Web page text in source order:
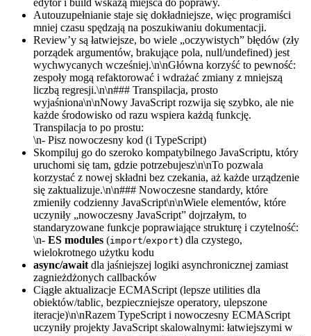
Autouzupełnianie staje się dokładniejsze, więc programiści
mniej czasu spędzają na poszukiwaniu dokumentacji.
Review’y są łatwiejsze, bo wiele „oczywistych” błędów (zły
porządek argumentów, brakujące pola, null/undefined) jest
wychwycanych wcześniej.\n\nGłówna korzyść to pewność:
zespoły mogą refaktorować i wdrażać zmiany z mniejszą
liczbą regresji.\n\n### Transpilacja, prosto
wyjaśniona\n\nNowy JavaScript rozwija się szybko, ale nie
każde środowisko od razu wspiera każdą funkcję.
Transpilacja to po prostu:
\n- Pisz nowoczesny kod (i TypeScript)
Skompiluj go do szeroko kompatybilnego JavaScriptu, który
uruchomi się tam, gdzie potrzebujesz\n\nTo pozwala
korzystać z nowej składni bez czekania, aż każde urządzenie
się zaktualizuje.\n\n### Nowoczesne standardy, które
zmieniły codzienny JavaScript\n\nWiele elementów, które
uczyniły „nowoczesny JavaScript” dojrzałym, to
standaryzowane funkcje poprawiające strukturę i czytelność:
\n- ES modules (import/export) dla czystego,
wielokrotnego użytku kodu
async/await dla jaśniejszej logiki asynchronicznej zamiast
zagnieżdżonych callbacków
Ciągłe aktualizacje ECMAScript (lepsze utilities dla
obiektów/tablic, bezpieczniejsze operatory, ulepszone
iteracje)\n\nRazem TypeScript i nowoczesny ECMAScript
uczyniły projekty JavaScript skalowalnymi: łatwiejszymi w